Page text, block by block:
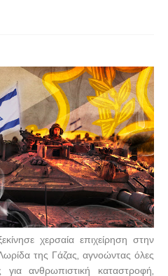
χερσαία επιχείρηση στην
της Γάζας, αγνοώντας όλες
για ανθρωπιστική καταστροφή,